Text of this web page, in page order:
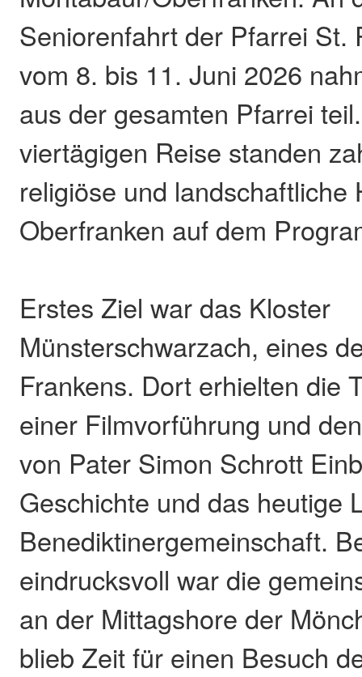
Seniorenfahrt der Pfarrei St.
vom 8. bis 11. Juni 2026
aus der gesamten Pfarrei
viertägigen Reise standen
religiöse und landschaftliche
Oberfranken auf dem
Erstes Ziel war das Kloster
Münsterschwarzach, eines
Frankens. Dort erhielten die
einer Filmvorführung und
von Pater Simon Schrott
Geschichte und das heutige
Benediktinergemeinschaft.
eindrucksvoll war die
an der Mittagshore der
blieb Zeit für einen Besuch